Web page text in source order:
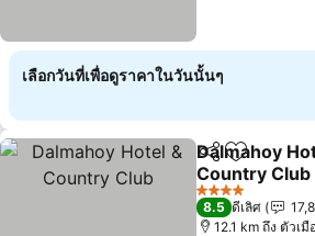
เลือกวันที่เพื่อดูราคาในวันนั้นๆ
แชร์ เพิ่มในราย
Dalmahoy
Country Club
4 ดาว
8.5 ดีเลิศ
12.1 km ถึง ตัวเมื